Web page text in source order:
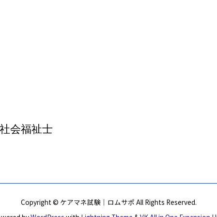
会福祉士
Copyright © ケアマネ試験｜ロムサポ All Rights Reserved.